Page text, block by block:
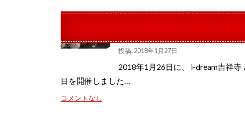
投稿: 2018年1月27日
2018年1月26日に、 i-dream吉祥
目を開催しました…
コメントなし